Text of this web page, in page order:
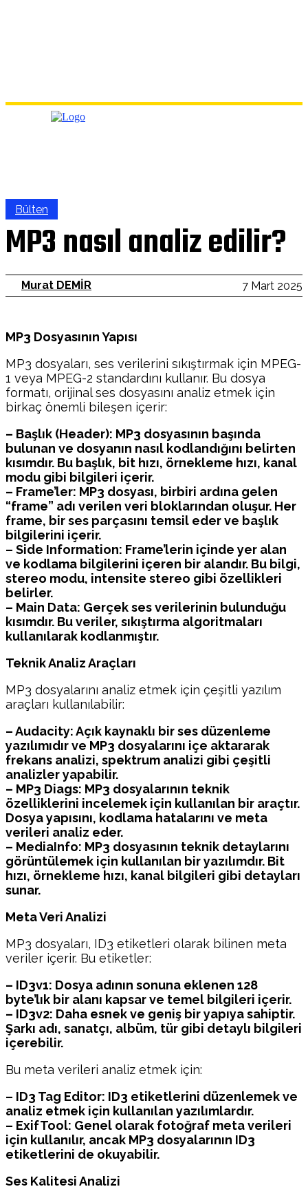
Bülten
MP3 nasıl analiz edilir?
7 Mart 2025
Murat DEMİR
MP3 Dosyasının Yapısı
MP3 dosyaları, ses verilerini sıkıştırmak için MPEG-
1 veya MPEG-2 standardını kullanır. Bu dosya
formatı, orijinal ses dosyasını analiz etmek için
birkaç önemli bileşen içerir:
– Başlık (Header): MP3 dosyasının başında
bulunan ve dosyanın nasıl kodlandığını belirten
kısımdır. Bu başlık, bit hızı, örnekleme hızı, kanal
modu gibi bilgileri içerir.
– Frame’ler: MP3 dosyası, birbiri ardına gelen
“frame” adı verilen veri bloklarından oluşur. Her
frame, bir ses parçasını temsil eder ve başlık
bilgilerini içerir.
– Side Information: Frame’lerin içinde yer alan
ve kodlama bilgilerini içeren bir alandır. Bu bilgi,
stereo modu, intensite stereo gibi özellikleri
belirler.
– Main Data: Gerçek ses verilerinin bulunduğu
kısımdır. Bu veriler, sıkıştırma algoritmaları
kullanılarak kodlanmıştır.
Teknik Analiz Araçları
MP3 dosyalarını analiz etmek için çeşitli yazılım
araçları kullanılabilir:
– Audacity: Açık kaynaklı bir ses düzenleme
yazılımıdır ve MP3 dosyalarını içe aktararak
frekans analizi, spektrum analizi gibi çeşitli
analizler yapabilir.
– MP3 Diags: MP3 dosyalarının teknik
özelliklerini incelemek için kullanılan bir araçtır.
Dosya yapısını, kodlama hatalarını ve meta
verileri analiz eder.
– MediaInfo: MP3 dosyasının teknik detaylarını
görüntülemek için kullanılan bir yazılımdır. Bit
hızı, örnekleme hızı, kanal bilgileri gibi detayları
sunar.
Meta Veri Analizi
MP3 dosyaları, ID3 etiketleri olarak bilinen meta
veriler içerir. Bu etiketler:
– ID3v1: Dosya adının sonuna eklenen 128
byte’lık bir alanı kapsar ve temel bilgileri içerir.
– ID3v2: Daha esnek ve geniş bir yapıya sahiptir.
Şarkı adı, sanatçı, albüm, tür gibi detaylı bilgileri
içerebilir.
Bu meta verileri analiz etmek için:
– ID3 Tag Editor: ID3 etiketlerini düzenlemek ve
analiz etmek için kullanılan yazılımlardır.
– ExifTool: Genel olarak fotoğraf meta verileri
için kullanılır, ancak MP3 dosyalarının ID3
etiketlerini de okuyabilir.
Ses Kalitesi Analizi